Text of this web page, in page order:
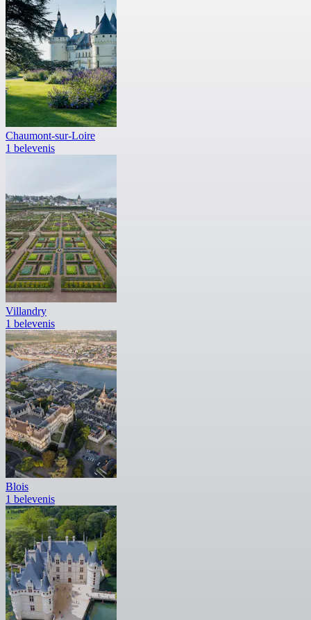
Chaumont-sur-Loire
1 belevenis
Villandry
1 belevenis
Blois
1 belevenis